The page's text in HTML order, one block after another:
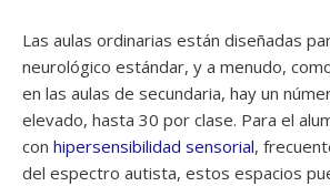
Las aulas ordinarias están diseñadas
neurológico estándar, y a menudo,
en las aulas de secundaria, hay un
elevado, hasta 30 por clase. Para el
con hipersensibilidad sensorial,
del espectro autista, estos espacios